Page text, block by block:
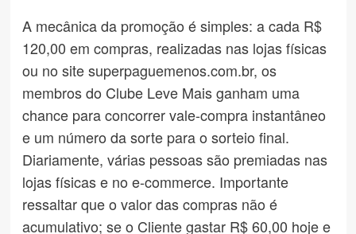
A mecânica da promoção é simples: a cada R$
120,00 em compras, realizadas nas lojas físicas
ou no site superpaguemenos.com.br, os
membros do Clube Leve Mais ganham uma
chance para concorrer vale-compra instantâneo
e um número da sorte para o sorteio final.
Diariamente, várias pessoas são premiadas nas
lojas físicas e no e-commerce. Importante
ressaltar que o valor das compras não é
acumulativo; se o Cliente gastar R$ 60,00 hoje e